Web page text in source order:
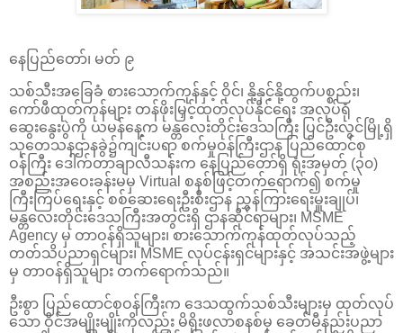
နေပြည်တော်၊ မတ် ၉
သစ်သီးအခြေခံ စားသောက်ကုန်နှင့် ဝိုင်၊ နို့နှင့်နို့ထွက်ပစ္စည်း၊
ကော်ဖီထုတ်ကုန်များ တန်ဖိုးမြှင့်ထုတ်လုပ်နိုင်ရေး အလုပ်ရုံ
ဆွေးနွေးပွဲကို ယမန်နေ့က မန္တလေးတိုင်းဒေသကြီး ပြင်ဦးလွင်မြို့ရှိ
သုတေသနဌာနခွဲ၌ကျင်းပရာ စက်မှုဝန်ကြီးဌာန ပြည်ထောင်စု
ဝန်ကြီး ဒေါက်တာချာလီသန်းက နေပြည်တော်ရှိ ရုံးအမှတ် (၃၀)
အစည်းအဝေးခန်းမမှ Virtual စနစ်ဖြင့်တက်ရောက်၍ စက်မှု
ကြီးကြပ်ရေးနှင့် စစ်ဆေးရေးဦးစီးဌာန ညွှန်ကြားရေးမှူးချုပ်၊
မန္တလေးတိုင်းဒေသကြီးအတွင်းရှိ ဌာနဆိုင်ရာများ၊ MSME
Agency မှ တာဝန်ရှိသူများ၊ စားသောက်ကုန်ထုတ်လုပ်သည့်
တတ်သိပညာရှင်များ၊ MSME လုပ်ငန်းရှင်များနှင့် အသင်းအဖွဲ့များ
မှ တာဝန်ရှိသူများ တက်ရောက်သည်။
ဦးစွာ ပြည်ထောင်စုဝန်ကြီးက ဒေသထွက်သစ်သီးများမှ ထုတ်လုပ်
သော ဝိုင်အမျိုးမျိုးကိုလည်း မိရိုးဖလာစနစ်မှ ခေတ်မီနည်းပညာ